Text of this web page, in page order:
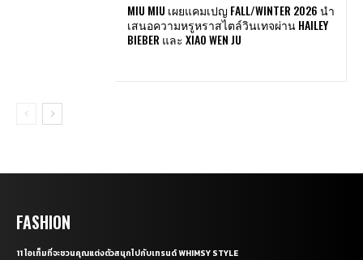
MIU MIU เผยแคมเปญ FALL/WINTER 2026 นำ
เสนอความหรูหราสไตล์วินเทจผ่าน HAILEY
BIEBER และ XIAO WEN JU
FASHION
11 ไอเท็มที่จะชวนคุณแต่งตัวสนุกไปกับเทรนด์ WHIMSY STYLE